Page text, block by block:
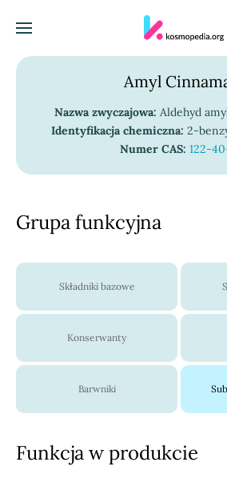
Menu
Amyl
Nazwa zwyczajowa: Aldehyd
Identyfikacja chemiczna: 2-
Numer CAS: 122-
Grupa funkcyjna
Składniki bazowe
Konserwanty
Barwniki
Funkcja w produkcie